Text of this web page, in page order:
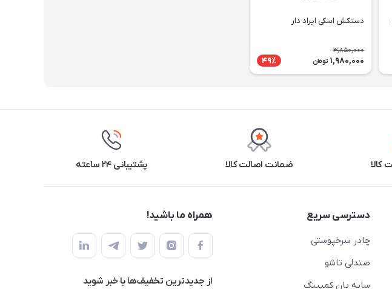
دستکش اسکی ایراد دار
3,850,000
1,980,000 تومان 49٪
کالا ضمانت اصالت کالا پشتیبانی ۲۴ ساعته
دسترسی سریع
چادر سرخپوستی
صندلی تاشو
سایه بان کمپینگ
همراه ما باشید!
از جدید‌ترین تخفیف‌ها با‌ خبر شوید